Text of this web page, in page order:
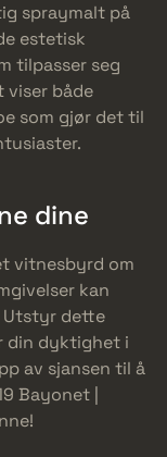
spraymalt på
estetisk
tilpasser seg
viser både
som gjør det til
dine
vitnesbyrd om
kan
Utstyr dette
din dyktighet i
av sjansen til å
Bayonet |